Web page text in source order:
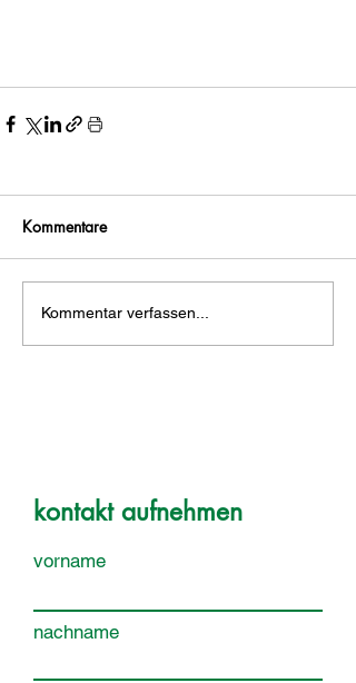
Kommentare
Kommentar verfassen...
kontakt aufnehmen
vorname
nachname